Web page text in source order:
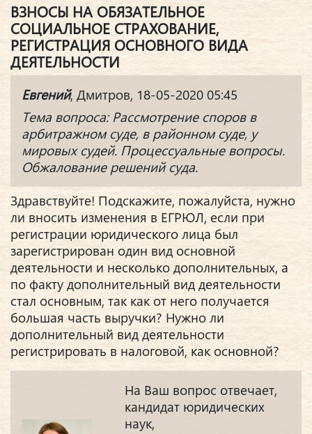
ВЗНОСЫ НА ОБЯЗАТЕЛЬНОЕ
СОЦИАЛЬНОЕ СТРАХОВАНИЕ,
РЕГИСТРАЦИЯ ОСНОВНОГО ВИДА
ДЕЯТЕЛЬНОСТИ
Евгений, Дмитров, 18-05-2020 05:45
Тема вопроса: Рассмотрение споров в
арбитражном суде, в районном суде, у
мировых судей. Процессуальные вопросы.
Обжалование решений суда.
Здравствуйте! Подскажите, пожалуйста, нужно
ли вносить изменения в ЕГРЮЛ, если при
регистрации юридического лица был
зарегистрирован один вид основной
деятельности и несколько дополнительных, а
по факту дополнительный вид деятельности
стал основным, так как от него получается
большая часть выручки? Нужно ли
дополнительный вид деятельности
регистрировать в налоговой, как основной?
На Ваш вопрос отвечает,
кандидат юридических
наук,